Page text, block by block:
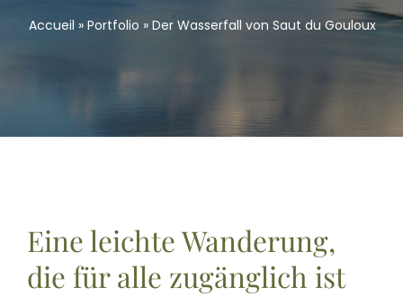
Burgund Entdecken
Accueil »Portfolio »Der Wasserfall von Saut du Gouloux
Eine leichte Wanderung,
die für alle zugänglich ist